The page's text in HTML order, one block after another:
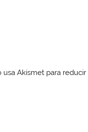
usa Akismet para